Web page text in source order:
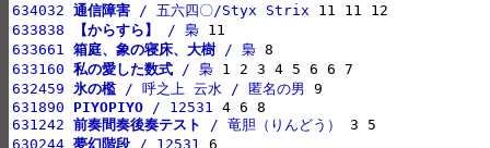
634032 通信障害 / 五六四〇/Styx Strix
633838
【からすら】 / 梟
633661 箱庭、象の寝床、大樹 / 梟
633160 私の愛した数式 / 梟
632459 氷の檻 / 呼之上 云水 / 匿名の男
631890 PIYOPIYO / 12531
631242 前奏間奏後奏テスト / 竜胆（りんどう）
630244 夢幻階段 / 12531